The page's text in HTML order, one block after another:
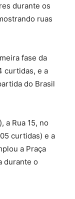
durante os
ruas
fase da
curtidas, e a
do Brasil
a Rua 15, no
curtidas) e a
a Praça
durante o